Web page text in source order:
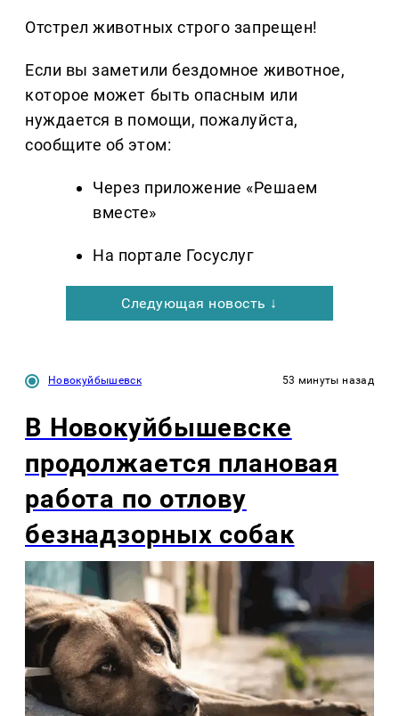
Отстрел животных строго запрещен!
Если вы заметили бездомное животное,
которое может быть опасным или
нуждается в помощи, пожалуйста,
сообщите об этом:
Через приложение «Решаем
вместе»
На портале Госуслуг
Следующая новость ↓
Новокуйбышевск 53 минуты назад
В Новокуйбышевске
продолжается плановая
работа по отлову
безнадзорных собак